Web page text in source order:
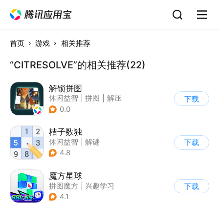
首页 游戏 相关推荐
“CITRESOLVE”的相关推荐(22)
解锁拼图
休闲益智 拼图
解压
| 清新
0.0
下载
桔子数独
休闲益智
解谜
| 学习教育
4.8
下载
魔方星球
拼图魔方
兴趣学习
4.1
下载